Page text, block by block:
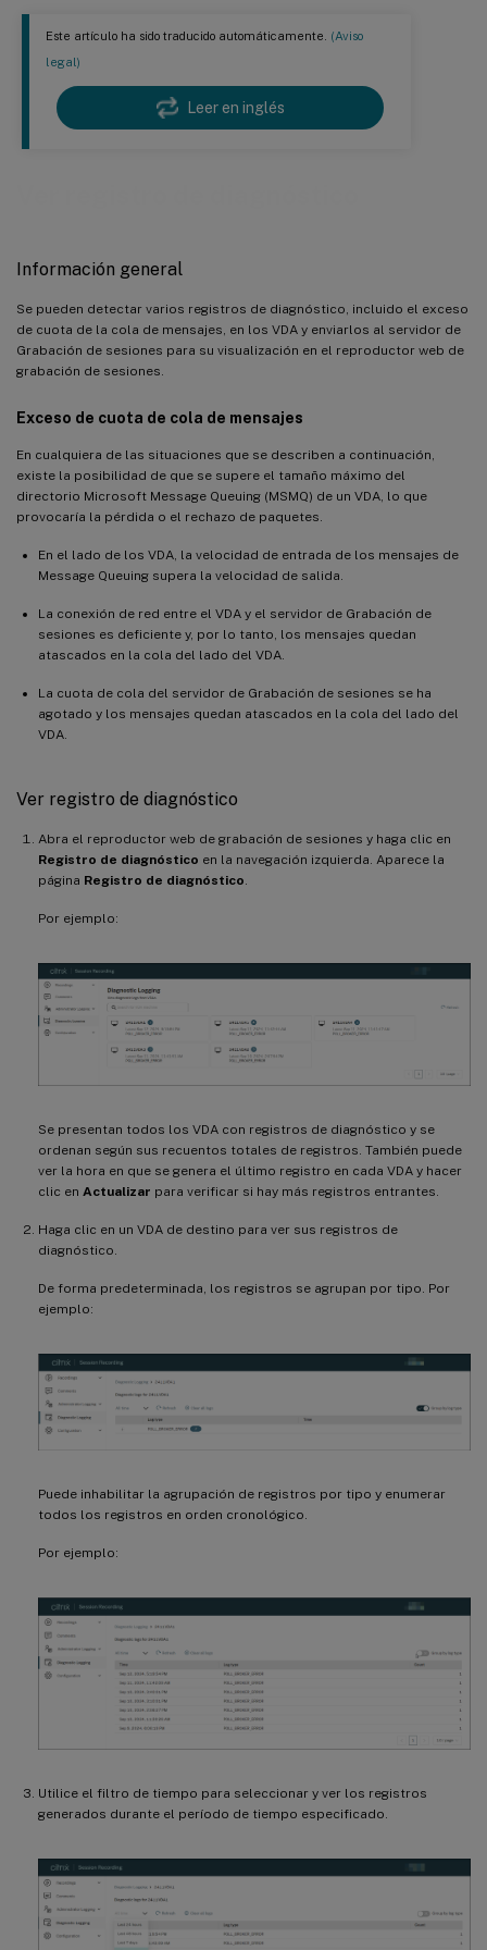
Este artículo ha sido traducido automáticamente. (Aviso
legal)
Leer en inglés
Información general
Se pueden detectar varios registros de diagnóstico, incluido el exceso
de cuota de la cola de mensajes, en los VDA y enviarlos al servidor de
Grabación de sesiones para su visualización en el reproductor web de
grabación de sesiones.
Exceso de cuota de cola de mensajes
En cualquiera de las situaciones que se describen a continuación,
existe la posibilidad de que se supere el tamaño máximo del
directorio Microsoft Message Queuing (MSMQ) de un VDA, lo que
provocaría la pérdida o el rechazo de paquetes.
En el lado de los VDA, la velocidad de entrada de los mensajes de
Message Queuing supera la velocidad de salida.
La conexión de red entre el VDA y el servidor de Grabación de
sesiones es deficiente y, por lo tanto, los mensajes quedan
atascados en la cola del lado del VDA.
La cuota de cola del servidor de Grabación de sesiones se ha
agotado y los mensajes quedan atascados en la cola del lado del
VDA.
Ver registro de diagnóstico
Abra el reproductor web de grabación de sesiones y haga clic en
Registro de diagnóstico en la navegación izquierda. Aparece la
página Registro de diagnóstico
Por ejemplo:
Se presentan todos los VDA con registros de diagnóstico y se
ordenan según sus recuentos totales de registros. También puede
ver la hora en que se genera el último registro en cada VDA y hacer
clic en Actualizar para verificar si hay más registros entrantes.
Haga clic en un VDA de destino para ver sus registros de
diagnóstico.
De forma predeterminada, los registros se agrupan por tipo. Por
ejemplo:
Puede inhabilitar la agrupación de registros por tipo y enumerar
todos los registros en orden cronológico.
Por ejemplo:
Utilice el filtro de tiempo para seleccionar y ver los registros
generados durante el período de tiempo especificado.